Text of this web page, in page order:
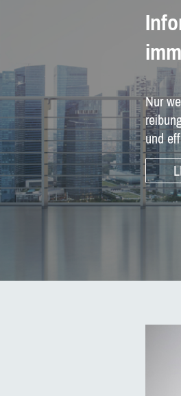
Nur
und